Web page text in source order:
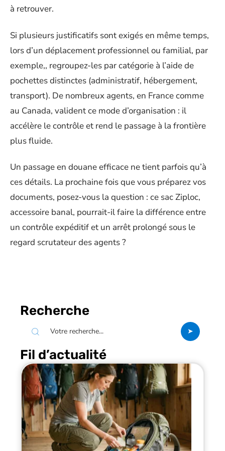
à retrouver.
Si plusieurs justificatifs sont exigés en même temps,
lors d’un déplacement professionnel ou familial, par
exemple,, regroupez-les par catégorie à l’aide de
pochettes distinctes (administratif, hébergement,
transport). De nombreux agents, en France comme
au Canada, valident ce mode d’organisation : il
accélère le contrôle et rend le passage à la frontière
plus fluide.
Un passage en douane efficace ne tient parfois qu’à
ces détails. La prochaine fois que vous préparez vos
documents, posez-vous la question : ce sac Ziploc,
accessoire banal, pourrait-il faire la différence entre
un contrôle expéditif et un arrêt prolongé sous le
regard scrutateur des agents ?
Recherche
Fil d’actualité